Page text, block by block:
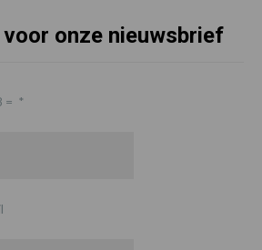
onze nieuwsbrief
= *